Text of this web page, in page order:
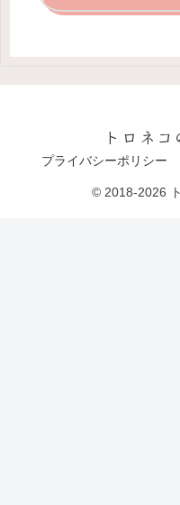
トロネ
プライバシーポリシー
© 2018-2026